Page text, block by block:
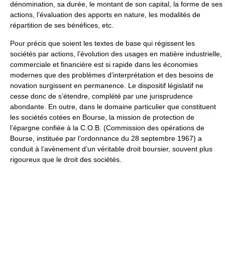
dénomination, sa durée, le montant de son capital, la forme de ses
actions, l’évaluation des apports en nature, les modalités de
répartition de ses bénéfices, etc.
Pour précis que soient les textes de base qui régissent les
sociétés par actions, l’évolution des usages en matière industrielle,
commerciale et financière est si rapide dans les économies
modernes que des problèmes d’interprétation et des besoins de
novation surgissent en permanence. Le dispositif législatif ne
cesse donc de s’étendre, complété par une jurisprudence
abondante. En outre, dans le domaine particulier que constituent
les sociétés cotées en Bourse, la mission de protection de
l’épargne confiée à la C.O.B. (Commission des opérations de
Bourse, instituée par l’ordonnance du 28 septembre 1967) a
conduit à l’avènement d’un véritable droit boursier, souvent plus
rigoureux que le droit des sociétés.